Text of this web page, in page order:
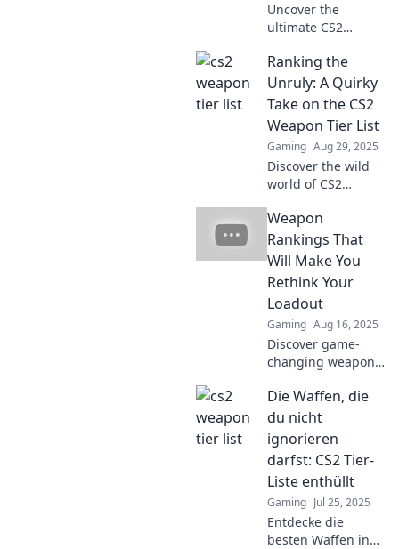
Uncover the
ultimate CS2
Discover which
guns dominate the
game and elevate
your gameplay to
new heights.
Ranking the
Unruly: A Quirky
Take on the CS2
Weapon Tier List
Gaming Aug 29, 2025
Discover the wild
world of CS2
our quirky tier list
and see which
guns reign
supreme in this
chaotic ranking!
Weapon
Rankings That
Will Make You
Rethink Your
Loadout
Gaming Aug 16, 2025
Discover game-
changing weapon
transform your
loadout and
elevate your
gameplay to new
heights!
Die Waffen, die
du nicht
ignorieren
darfst: CS2 Tier-
Liste enthüllt
Gaming Jul 25, 2025
Entdecke die
besten Waffen in